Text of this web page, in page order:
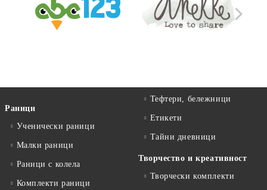
Раници
Ученически раници
Малки раници
Раници с колела
Комплекти раници
Тефтери, бележници
Етикети
Тайни дневници
Творчество и креативност
Творчески комплекти